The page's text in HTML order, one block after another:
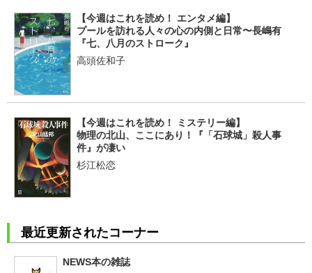
【今週はこれを読め！ エンタメ編】
プールを訪れる人々の心の内側と日常〜長嶋有
『七、八月のストローク』
高頭佐和子
【今週はこれを読め！ ミステリー編】
物理の北山、ここにあり！『「石球城」殺人事
件』が凄い
杉江松恋
最近更新されたコーナー
NEWS本の雑誌